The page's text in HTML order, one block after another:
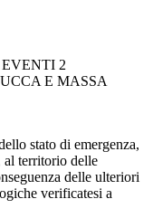
2
E MASSA
stato di emergenza,
al territorio delle
delle ulteriori
verificatesi a